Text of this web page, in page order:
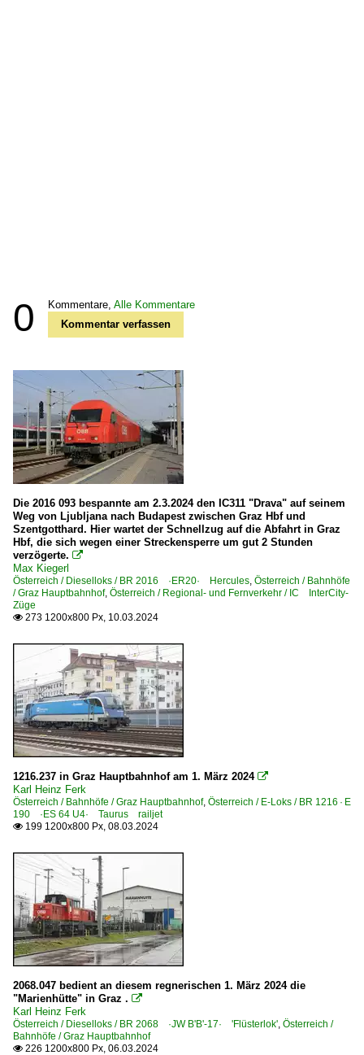
0 Kommentare, Alle Kommentare
Kommentar verfassen
Die 2016 093 bespannte am 2.3.2024 den IC311 "Drava" auf seinem
Weg von Ljubljana nach Budapest zwischen Graz Hbf und
Szentgotthard. Hier wartet der Schnellzug auf die Abfahrt in Graz
Hbf, die sich wegen einer Streckensperre um gut 2 Stunden
verzögerte. 
Max Kiegerl
Österreich / Dieselloks / BR 2016 ·ER20· Hercules, Österreich / Bahnhöfe
/ Graz Hauptbahnhof, Österreich / Regional- und Fernverkehr / IC InterCity-
Züge
 273 1200x800 Px, 10.03.2024
1216.237 in Graz Hauptbahnhof am 1. März 2024 
Karl Heinz Ferk
Österreich / Bahnhöfe / Graz Hauptbahnhof, Österreich / E-Loks / BR 1216 · E
190 ·ES 64 U4· Taurus railjet
 199 1200x800 Px, 08.03.2024
2068.047 bedient an diesem regnerischen 1. März 2024 die
"Marienhütte" in Graz . 
Karl Heinz Ferk
Österreich / Dieselloks / BR 2068 ·JW B'B'-17· 'Flüsterlok', Österreich /
Bahnhöfe / Graz Hauptbahnhof
 226 1200x800 Px, 06.03.2024